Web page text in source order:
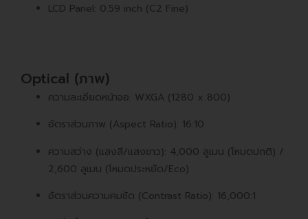
LCD Panel: 0.59 inch (C2 Fine)
Optical (ภาพ)
ความละเอียดหน้าจอ: WXGA (1280 x 800)
อัตราส่วนภาพ (Aspect Ratio): 16:10
ความสว่าง (แสงสี/แสงขาว): 4,000 ลูเมน (โหมดปกติ) /
2,600 ลูเมน (โหมดประหยัด/Eco)
อัตราส่วนความคมชัด (Contrast Ratio): 16,000:1